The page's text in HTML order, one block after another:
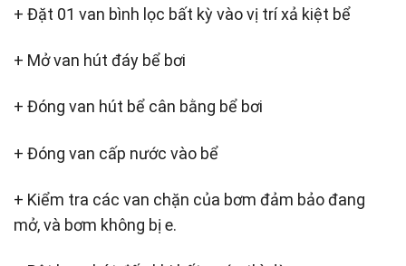
+ Đặt 01 van bình lọc bất kỳ vào vị trí xả kiệt bể
+ Mở van hút đáy bể bơi
+ Đóng van hút bể cân bằng bể bơi
+ Đóng van cấp nước vào bể
+ Kiểm tra các van chặn của bơm đảm bảo đang
mở, và bơm không bị e.